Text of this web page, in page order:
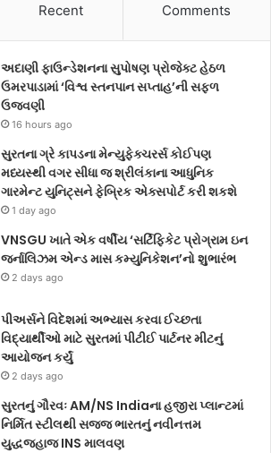
Recent Comments
અદાણી ફાઉન્ડેશનના સુપોષણ પ્રોજેક્ટ હેઠળ
ઉમરપાડામાં ‘વિશ્વ સ્તનપાન સપ્તાહ’ની સફળ
ઉજવણી
16 hours ago
સુરતના ગ્રે કાપડના મેન્યુફેક્ચરર્સ કોઈપણ
મધ્યસ્થી વગર સીધા જ શ્રીલંકાના આધુનિક
ગારમેન્ટ યુનિટ્સને ફેબ્રિક એક્સપોર્ટ કરી શકશે
1 day ago
VNSGU ખાતે એક વર્ષીય ‘સર્ટિફિકેટ પ્રોગ્રામ ઇન
જર્નાલિઝમ એન્ડ માસ કમ્યુનિકેશન’નો શુભારંભ
2 days ago
પીઅર્સને વિદેશમાં અભ્યાસ કરવા ઈચ્છતા
વિદ્યાર્થીઓ માટે સુરતમાં પીટીઈ પાર્ટનર મીટનું
આયોજન કર્યું
2 days ago
સુરતનું ગૌરવઃ AM/NS Indiaના હજીરા પ્લાન્ટમાં
નિર્મિત સ્ટીલથી સજ્જ ભારતનું નવીનત્તમ
યુદ્ધજહાજ INS માલવણ